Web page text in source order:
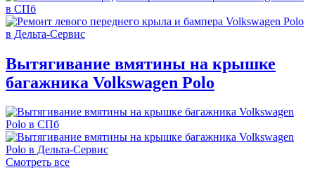
Вытягивание вмятины на крышке
багажника Volkswagen Polo
Смотреть все